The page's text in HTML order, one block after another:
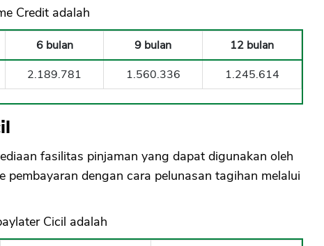
Credit adalah
6 bulan 9 bulan
12 bulan
2.189.781 1.560.336 1.245.614
fasilitas pinjaman yang dapat digunakan oleh
pembayaran dengan cara pelunasan tagihan melalui
Cicil adalah